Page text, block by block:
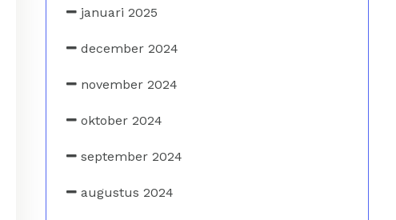
januari 2025
december 2024
november 2024
oktober 2024
september 2024
augustus 2024